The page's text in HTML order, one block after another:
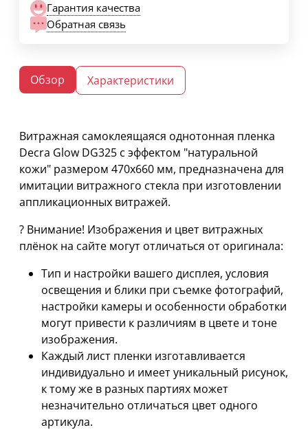
Гарантия качества
Обратная связь
Обзор Характеристики
Витражная самоклеящаяся однотонная пленка
Decra Glow DG325 с эффектом "натуральной
кожи" размером 470х660 мм, предназначена для
имитации витражного стекла при изготовлении
аппликационных витражей.
? Внимание! Изображения и цвет витражных
плёнок на сайте могут отличаться от оригинала:
Тип и настройки вашего дисплея, условия
освещения и блики при съемке фотографий,
настройки камеры и особенности обработки
могут привести к различиям в цвете и тоне
изображения.
Каждый лист пленки изготавливается
индивидуально и имеет уникальный рисунок,
к тому же в разных партиях может
незначительно отличаться цвет одного
артикула.